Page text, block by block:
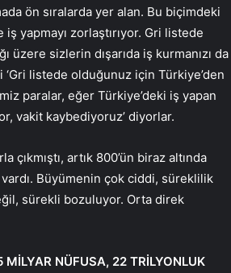
ön sıralarda yer alan. Bu biçimdeki
yapmayı zorlaştırıyor. Gri listede
üzere sizlerin dışarıda iş kurmanızı da
‘Gri listede olduğunuz için Türkiye’den
paralar, eğer Türkiye’deki iş yapan
vakit kaybediyoruz’ diyorlar.
artık 800’ün biraz altında
Büyümenin çok ciddi, süreklilik
sürekli bozuluyor. Orta direk
NÜFUSA, 22 TRİLYONLUK